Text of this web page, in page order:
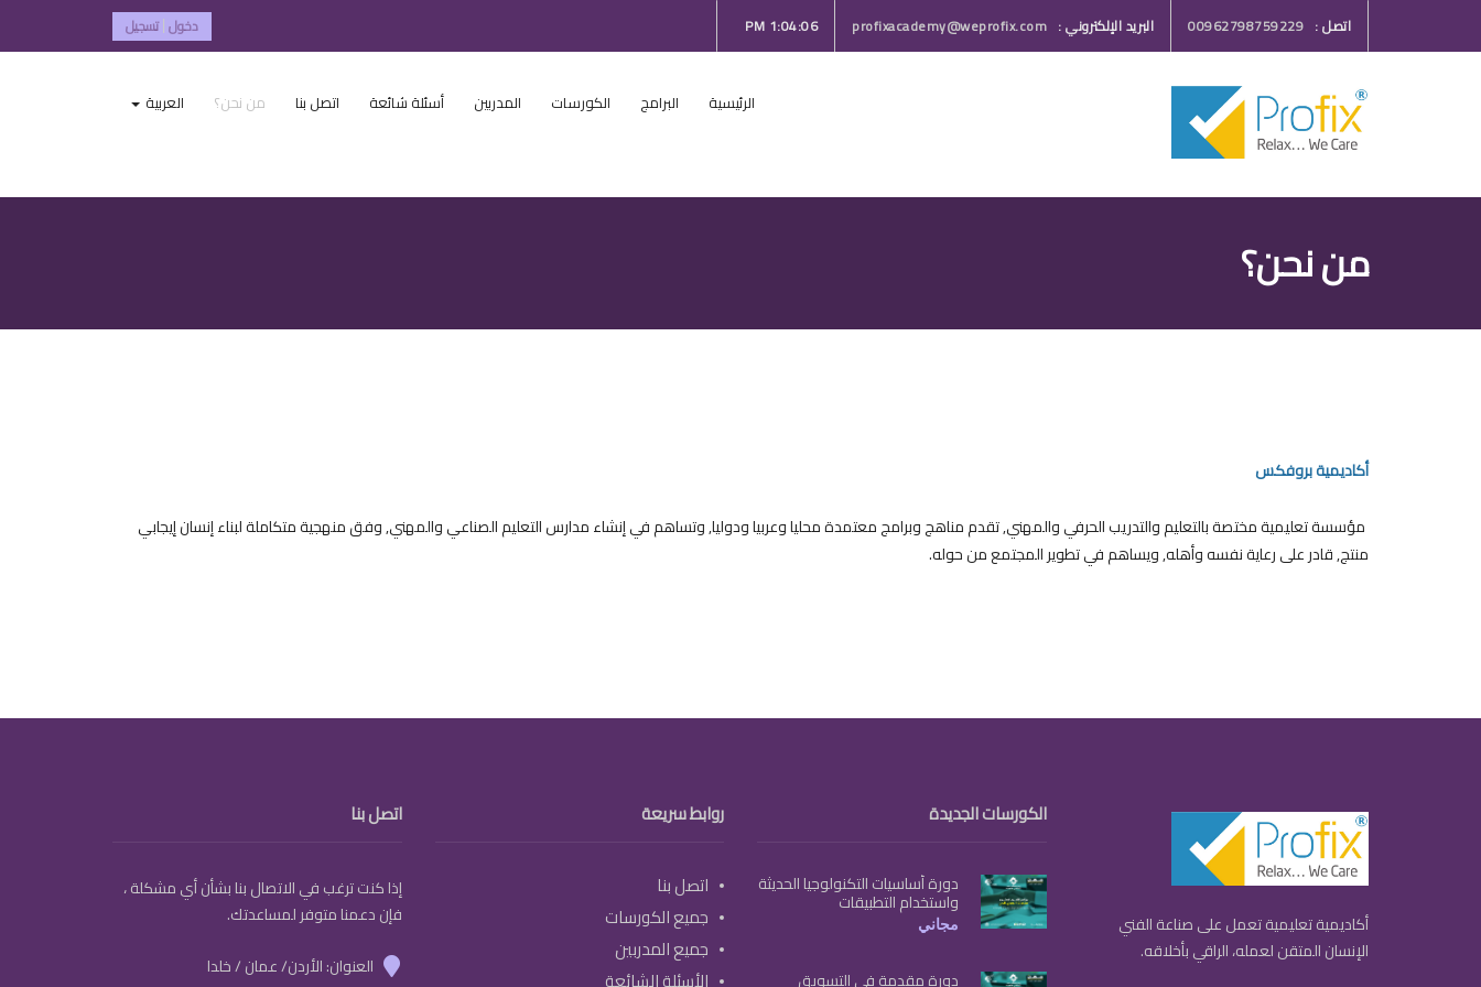
اتصل : 00962798759229 البريد الإلكتروني : profixacademy@weprofix.com
1:04:06 PM دخول تسجيل
الرئيسية البرامج الكورسات المدربين أسئلة شائعة اتصل بنا من نحن؟ العربية
من نحن؟
أكاديمية بروفكس
مؤسسة تعليمية مختصة بالتعليم والتدريب الحرفي والمهني, تقدم مناهج وبرامج معتمدة محليا وعربيا ودوليا, وتساهم في إنشاء مدارس التعليم الصناعي والمهني, وفق منهجية متكاملة لبناء إنسان إيجابي
منتج, قادر على رعاية نفسه وأهله, ويساهم في تطوير المجتمع من حوله.
أكاديمية تعليمية تعمل على صناعة الفني
الإنسان المتقن لعمله، الراقي بأخلاقه.
الكورسات الجديدة
دورة أساسيات التكنولوجيا الحديثة
واستخدام التطبيقات
مجاني
دورة مقدمة في التسويق
روابط سريعة
اتصل بنا
جميع الكورسات
جميع المدربين
اتصل بنا
إذا كنت ترغب في الاتصال بنا بشأن أي مشكلة ،
فإن دعمنا متوفر لمساعدتك.
marker
العنوان: الأردن/ عمان / خلدا